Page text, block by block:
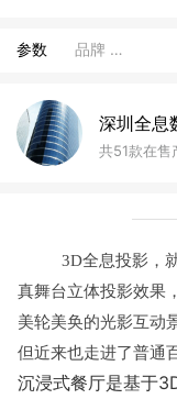
参数 品牌 …
共51款在售
3D全息投影，
真舞台立体投影效果
美轮美奂的光影互动
但近来也走进了普通
沉浸式餐厅是基于